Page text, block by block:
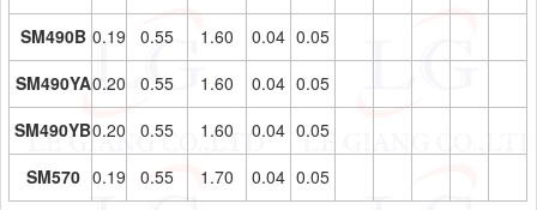
SM490B 0.19 0.55 1.60 0.04 0.05
SM490YA0.20 0.55 1.60 0.04 0.05
SM490YB0.20 0.55 1.60 0.04 0.05
SM570 0.19 0.55 1.70 0.04 0.05